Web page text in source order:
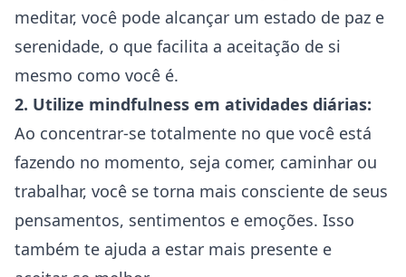
meditar, você pode alcançar um estado de paz e
serenidade, o que facilita a aceitação de si
mesmo como você é.
2. Utilize mindfulness em atividades diárias:
Ao concentrar-se totalmente no que você está
fazendo no momento, seja comer, caminhar ou
trabalhar, você se torna mais consciente de seus
pensamentos, sentimentos e emoções. Isso
também te ajuda a estar mais presente e